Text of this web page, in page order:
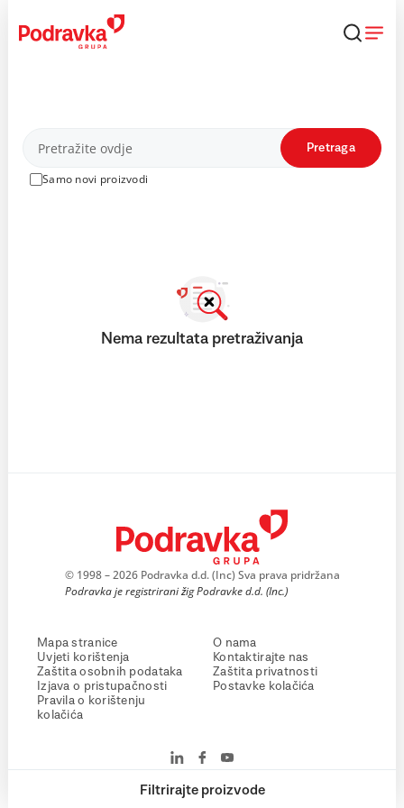
content
Proizvodi
Samo novi proizvodi
Pretraga
Filtrirajte proizvode
Nema rezultata pretraživanja
© 1998 – 2026 Podravka d.d. (Inc) Sva prava pridržana
Podravka je registrirani žig Podravke d.d. (Inc.)
Mapa stranice
Uvjeti korištenja
Zaštita osobnih podataka
Izjava o pristupačnosti
Pravila o korištenju
kolačića
O nama
Kontaktirajte nas
Zaštita privatnosti
Postavke kolačića